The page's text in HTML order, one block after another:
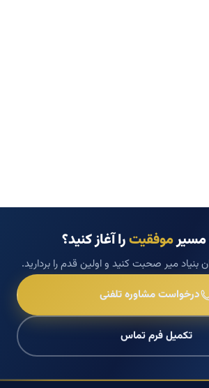
مسیرموفقیترا آغاز کنید؟
بنیاد میر صحبت کنید و اولین قدم را بردارید.
درخواست مشاوره تلفنی
تکمیل فرم تماس